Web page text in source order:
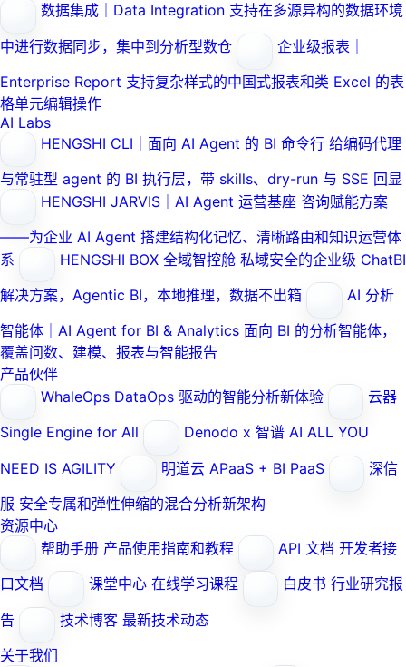
数据集成｜Data Integration 支持在多源异构的数据环境
中进行数据同步，集中到分析型数仓
企业级报表｜
Enterprise Report 支持复杂样式的中国式报表和类 Excel 的表
格单元编辑操作
AI Labs
HENGSHI CLI｜面向 AI Agent 的 BI 命令行 给编码代理
与常驻型 agent 的 BI 执行层，带 skills、dry-run 与 SSE 回显
HENGSHI JARVIS｜AI Agent 运营基座 咨询赋能方案
——为企业 AI Agent 搭建结构化记忆、清晰路由和知识运营体
系
HENGSHI BOX 全域智控舱 私域安全的企业级 ChatBI
解决方案，Agentic BI，本地推理，数据不出箱
AI 分析
智能体｜AI Agent for BI & Analytics 面向 BI 的分析智能体，
覆盖问数、建模、报表与智能报告
产品伙伴
WhaleOps DataOps 驱动的智能分析新体验
云器
Single Engine for All
Denodo x 智谱 AI ALL YOU
NEED IS AGILITY
明道云 APaaS + BI PaaS
深信
服 安全专属和弹性伸缩的混合分析新架构
资源中心
帮助手册 产品使用指南和教程 API 文档 开发者接
口文档
课堂中心 在线学习课程 白皮书 行业研究报
告
技术博客 最新技术动态
关于我们